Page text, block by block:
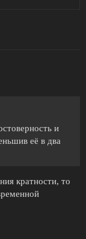
и
её в два
кратности, то